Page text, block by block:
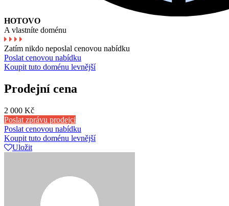
HOTOVO
A vlastníte doménu
Zatím nikdo neposlal cenovou nabídku
Poslat cenovou nabídku
Koupit tuto doménu levnější
Prodejní cena
2 000 Kč
Poslat zprávu prodejci
Poslat cenovou nabídku
Koupit tuto doménu levnější
Uložit